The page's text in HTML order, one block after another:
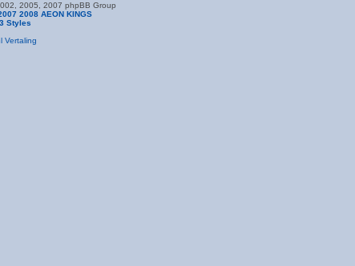
2005, 2007 phpBB Group
2008 AEON KINGS
Styles
Vertaling